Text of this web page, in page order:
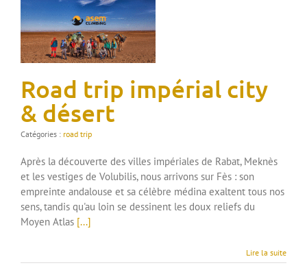
Road trip impérial city
& désert
Catégories : road trip
Après la découverte des villes impériales de Rabat, Meknès
et les vestiges de Volubilis, nous arrivons sur Fès : son
empreinte andalouse et sa célèbre médina exaltent tous nos
sens, tandis qu'au loin se dessinent les doux reliefs du
Moyen Atlas [...]
Lire la suite